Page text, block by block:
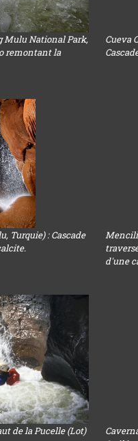
Mulu National Park,
remontant la
Cueva
Turquie) : Cascade
d'une
de la Pucelle (Lot)